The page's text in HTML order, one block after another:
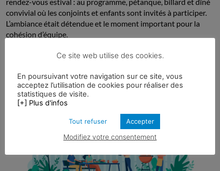
convivial où les conjoints et enfants sont invités à participer.
L’ambiance était détendue et le moment important pour la
cohésion d’équipe.
Ce site web utilise des cookies.
En poursuivant votre navigation sur ce site, vous
acceptez l’utilisation de cookies pour réaliser des
statistiques de visite.
[+] Plus d'infos
Tout refuser Accepter
Modifiez votre consentement